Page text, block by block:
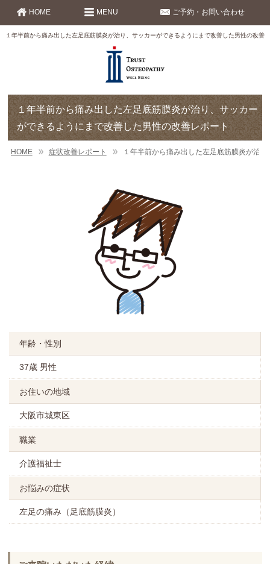
１年半前から痛み出した左足底筋膜炎が治り、サッカーができるようにまで改善した男性の改善
HOME ご予約・お問い合わせ
MENU
１年半前から痛み出した左足底筋膜炎が治り、サッカー
ができるようにまで改善した男性の改善レポート
HOME 症状改善レポート １年半前から痛み出した左足底筋膜炎が治
年齢・性別
37歳 男性
お住いの地域
大阪市城東区
職業
介護福祉士
お悩みの症状
左足の痛み（足底筋膜炎）